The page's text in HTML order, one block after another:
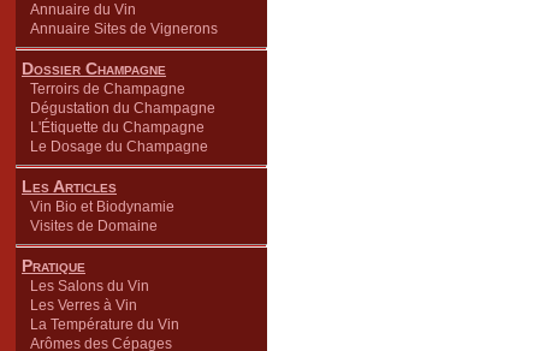
Annuaire du Vin
Annuaire Sites de Vignerons
Dossier Champagne
Terroirs de Champagne
Dégustation du Champagne
L'Étiquette du Champagne
Le Dosage du Champagne
Les Articles
Vin Bio et Biodynamie
Visites de Domaine
Pratique
Les Salons du Vin
Les Verres à Vin
La Température du Vin
Arômes des Cépages